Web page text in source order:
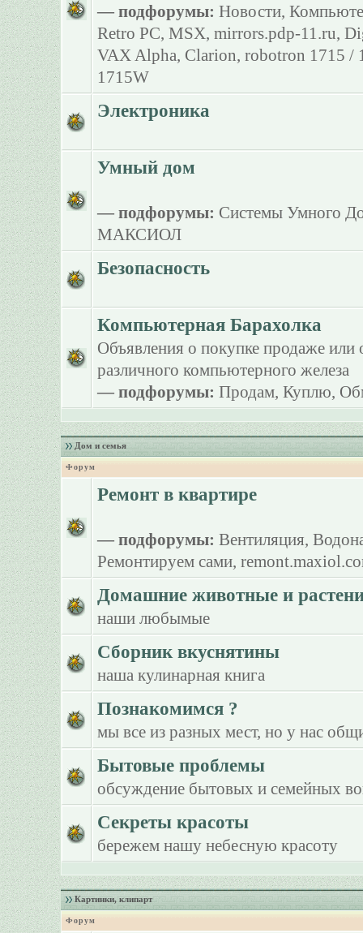
— подфорумы: Новости,
Retro PC, MSX, mirrors.pdp-11.ru,
VAX Alpha, Clarion, robotron 1715 /
1715W
Электроника
Умный дом
— подфорумы: Системы Умного
МАКСИОЛ
Безопасность
Компьютерная Барахолка
Объявления о покупке продаже или
различного компьютерного железа
— подфорумы: Продам, Куплю,
Дом и семья
Форум
Ремонт в квартире
— подфорумы: Вентиляция,
Ремонтируем сами,
Домашние животные и
наши любымые
Сборник вкуснятины
наша кулинарная книга
Познакомимся ?
мы все из разных мест, но у нас
Бытовые проблемы
обсуждение бытовых и семейных
Секреты красоты
бережем нашу небесную красоту
Картинки, клипарт
Форум